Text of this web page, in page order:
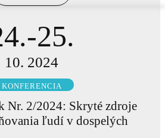
25.
10. 2024
KONFERENCIA
Nr. 2/2024: Skryté zdroje
ľudí v dospelých